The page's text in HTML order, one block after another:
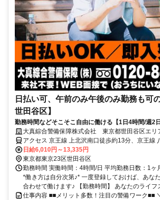
日払い可、午前のみ午後のみ勤務も可
世田谷区】
勤務時間などそこそこ自由に働ける【1日4時間/週2
ぎたい方は8時間勤務もOK★
大真綜合警備保障株式会社 東京都世田谷区エリ
アクセス 京王線 上北沢南口徒歩約13分、京王線
小田急小田原線/東京メトロ千代田線 千歳船橋北
世田谷区エリア(上町駅、喜多見駅、経堂駅、九品
駅、豪徳寺駅、桜新町駅)
日給6,010円～13,335円
東京都東京23区世田谷区
勤務時間 実働時間：4時間/日 平均勤務日数：1ヶ
*働き方は自分次第♪* 一度登録しておけば、あな
合わせて働けます♪ 【勤務時間】 あなたのライフ
仕事内容 ■■メリット多数！注目の警備ワーク■■